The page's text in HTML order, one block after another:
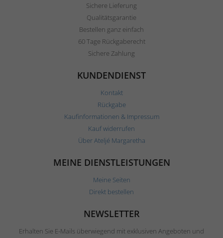
Sichere Lieferung
Qualitätsgarantie
Bestellen ganz einfach
60 Tage Rückgaberecht
Sichere Zahlung
KUNDENDIENST
Kontakt
Rückgabe
Kaufinformationen & Impressum
Kauf widerrufen
Über Ateljé Margaretha
MEINE DIENSTLEISTUNGEN
Meine Seiten
Direkt bestellen
NEWSLETTER
Erhalten Sie E-Mails überwiegend mit exklusiven Angeboten und